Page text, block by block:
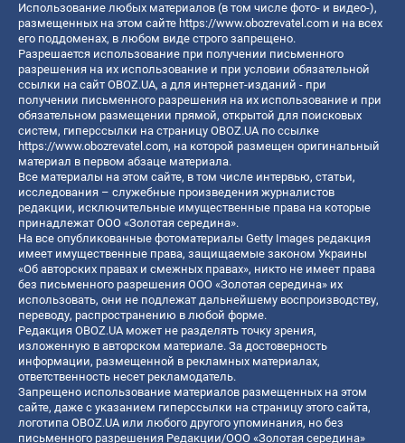
Использование любых материалов (в том числе фото- и видео-),
размещенных на этом сайте https://www.obozrevatel.com и на всех
его поддоменах, в любом виде строго запрещено.
Разрешается использование при получении письменного
разрешения на их использование и при условии обязательной
ссылки на сайт OBOZ.UA, а для интернет-изданий - при
получении письменного разрешения на их использование и при
обязательном размещении прямой, открытой для поисковых
систем, гиперссылки на страницу OBOZ.UA по ссылке
https://www.obozrevatel.com, на которой размещен оригинальный
материал в первом абзаце материала.
Все материалы на этом сайте, в том числе интервью, статьи,
исследования – служебные произведения журналистов
редакции, исключительные имущественные права на которые
принадлежат ООО «Золотая середина».
На все опубликованные фотоматериалы Getty Images редакция
имеет имущественные права, защищаемые законом Украины
«Об авторских правах и смежных правах», никто не имеет права
без письменного разрешения ООО «Золотая середина» их
использовать, они не подлежат дальнейшему воспроизводству,
переводу, распространению в любой форме.
Редакция OBOZ.UA может не разделять точку зрения,
изложенную в авторском материале. За достоверность
информации, размещенной в рекламных материалах,
ответственность несет рекламодатель.
Запрещено использование материалов размещенных на этом
сайте, даже с указанием гиперссылки на страницу этого сайта,
логотипа OBOZ.UA или любого другого упоминания, но без
письменного разрешения Редакции/ООО «Золотая середина»